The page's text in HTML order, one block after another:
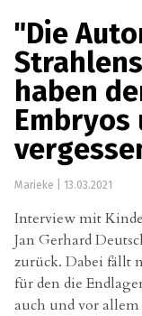
"Die
haben
Marieke 13.03.2021
Interview mit
Jan Gerhard
zurück. Dabei fällt
für den die
auch und vor